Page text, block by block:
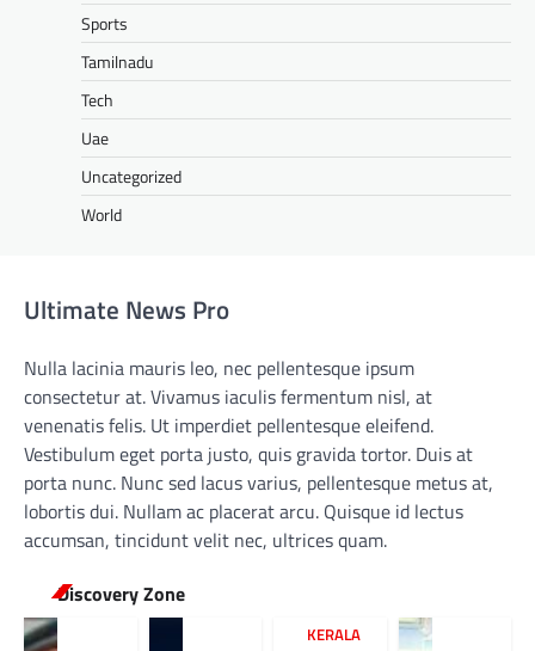
Sports
Tamilnadu
Tech
Uae
Uncategorized
World
Ultimate News Pro
Nulla lacinia mauris leo, nec pellentesque ipsum
consectetur at. Vivamus iaculis fermentum nisl, at
venenatis felis. Ut imperdiet pellentesque eleifend.
Vestibulum eget porta justo, quis gravida tortor. Duis at
porta nunc. Nunc sed lacus varius, pellentesque metus at,
lobortis dui. Nullam ac placerat arcu. Quisque id lectus
accumsan, tincidunt velit nec, ultrices quam.
Discovery Zone
KERALA